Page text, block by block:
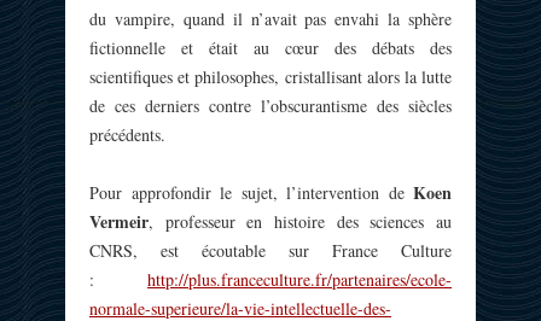
du vampire, quand il n’avait pas envahi la sphère
fictionnelle et était au cœur des débats des
scientifiques et philosophes, cristallisant alors la lutte
de ces derniers contre l’obscurantisme des siècles
précédents.
Pour approfondir le sujet, l’intervention de Koen
Vermeir, professeur en histoire des sciences au
CNRS, est écoutable sur France Culture
: http://plus.franceculture.fr/partenaires/ecole-
normale-superieure/la-vie-intellectuelle-des-